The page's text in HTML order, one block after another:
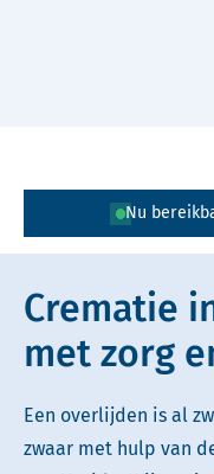
Nu
Lees voor
Simpele tekst
Crematie
met zorg
Een overlijden is al
zwaar met hulp van